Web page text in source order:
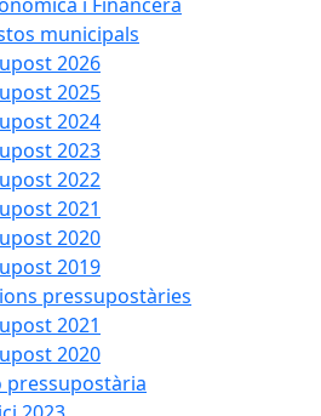
municipals
2026
2025
2024
2023
2022
2021
2020
2019
pressupostàries
2021
2020
pressupostària